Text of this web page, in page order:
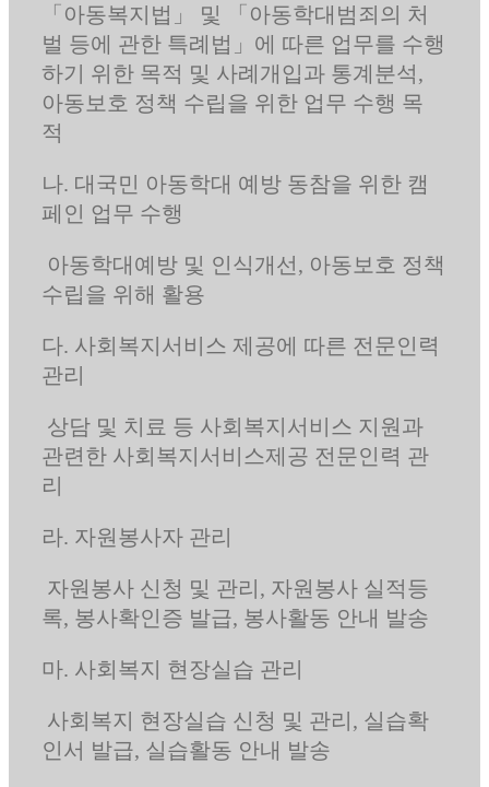
「아동복지법」 및 「아동학대범죄의 처
벌 등에 관한 특례법」에 따른 업무를 수행
하기 위한 목적 및 사례개입과 통계분석,
아동보호 정책 수립을 위한 업무 수행 목
적
나. 대국민 아동학대 예방 동참을 위한 캠
페인 업무 수행
아동학대예방 및 인식개선, 아동보호 정책
수립을 위해 활용
다. 사회복지서비스 제공에 따른 전문인력
관리
상담 및 치료 등 사회복지서비스 지원과
관련한 사회복지서비스제공 전문인력 관
리
라. 자원봉사자 관리
자원봉사 신청 및 관리, 자원봉사 실적등
록, 봉사확인증 발급, 봉사활동 안내 발송
마. 사회복지 현장실습 관리
사회복지 현장실습 신청 및 관리, 실습확
인서 발급, 실습활동 안내 발송